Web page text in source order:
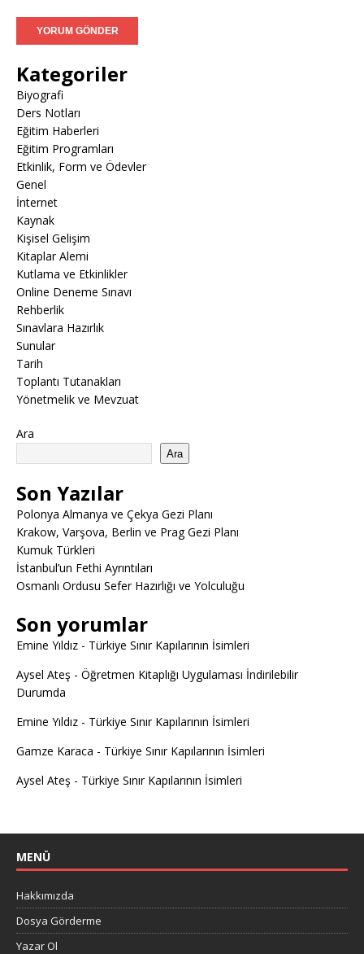
Kategoriler
Biyografi
Ders Notları
Eğitim Haberleri
Eğitim Programları
Etkinlik, Form ve Ödevler
Genel
İnternet
Kaynak
Kişisel Gelişim
Kitaplar Alemi
Kutlama ve Etkinlikler
Online Deneme Sınavı
Rehberlik
Sınavlara Hazırlık
Sunular
Tarih
Toplantı Tutanakları
Yönetmelik ve Mevzuat
Ara
Ara
Son Yazılar
Polonya Almanya ve Çekya Gezi Planı
Krakow, Varşova, Berlin ve Prag Gezi Planı
Kumuk Türkleri
İstanbul’un Fethi Ayrıntıları
Osmanlı Ordusu Sefer Hazırlığı ve Yolculuğu
Son yorumlar
Emine Yıldız - Türkiye Sınır Kapılarının İsimleri
Aysel Ateş - Öğretmen Kitaplığı Uygulaması İndirilebilir
Durumda
Emine Yıldız - Türkiye Sınır Kapılarının İsimleri
Gamze Karaca - Türkiye Sınır Kapılarının İsimleri
Aysel Ateş - Türkiye Sınır Kapılarının İsimleri
MENÜ
Hakkımızda
Dosya Görderme
Yazar Ol